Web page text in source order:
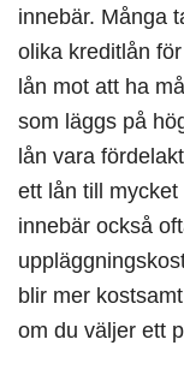
innebär. Många
olika kreditlån
lån mot att ha
som läggs på
lån vara
ett lån till
innebär också
blir mer
om du väljer ett